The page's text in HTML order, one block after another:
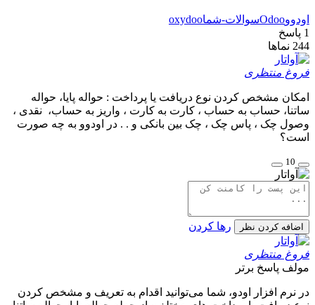
اودووOdooسوالات-شماoxydoo
1 پاسخ
244 نماها
فروغ منتظری
امکان مشخص کردن نوع دریافت یا پرداخت : حواله پایا، حواله
ساتنا، حساب به حساب ، کارت به کارت ، واریز به حساب، نقدی ،
وصول چک ، پاس چک ، چک بین بانکی و . . در اودوو به چه صورت
است؟
10
اضافه کردن نظر رها کردن
فروغ منتظری
مولف پاسخ برتر
در نرم افزار اودو، شما می‌توانید اقدام به تعریف و مشخص کردن